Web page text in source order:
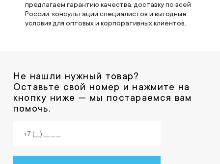
предлагаем гарантию качества, доставку по всей
России, консультации специалистов и выгодные
условия для оптовых и корпоративных клиентов.
Не нашли нужный товар?
Оставьте свой номер и нажмите на
кнопку ниже — мы постараемся вам
помочь.